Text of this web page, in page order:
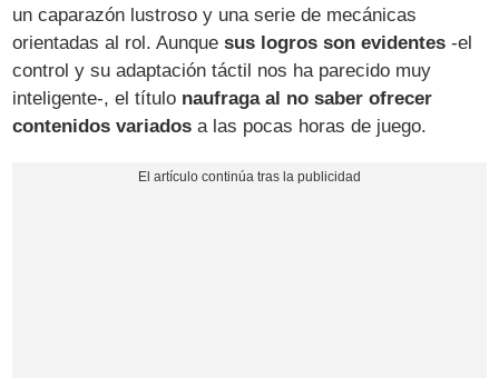
un caparazón lustroso y una serie de mecánicas
orientadas al rol. Aunquesus logros son evidentes -el
control y su adaptación táctil nos ha parecido muy
inteligente-, el título naufraga al no saber ofrecer
contenidos variados a las pocas horas de juego.